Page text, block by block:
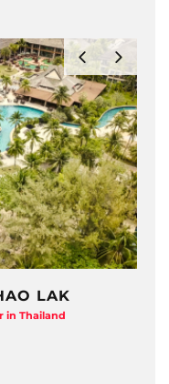
LAK
in Thailand